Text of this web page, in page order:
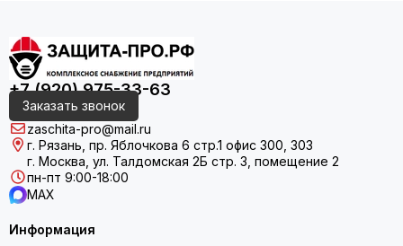
+7 (920) 975-33-63
Заказать звонок
zaschita-pro@mail.ru
г. Рязань, пр. Яблочкова 6 стр.1 офис 300, 303
г. Москва, ул. Талдомская 2Б стр. 3, помещение 2
пн-пт 9:00-18:00
MAX
Информация